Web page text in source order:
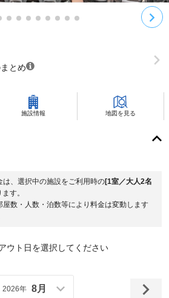
とめ
施設情報 地図を見る
は、選択中の施設をご利用時の[1室／大人2名
す。
屋数・人数・泊数等により料金は変動します
ウト日を選択してください
2026年 8月